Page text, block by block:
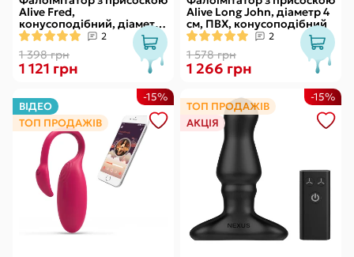
Alive Fred,
конусоподібний, діаметр
від 4,2см до 4,7см, ПВХ,
рельєфний
2
1 398 грн
1 121 грн
Alive Long John, діаметр 4
см, ПВХ, конусоподібний
2
1 578 грн
1 266 грн
ВІДЕО
ТОП ПРОДАЖІВ
-15%
ТОП ПРОДАЖІВ
АКЦІЯ
-15%